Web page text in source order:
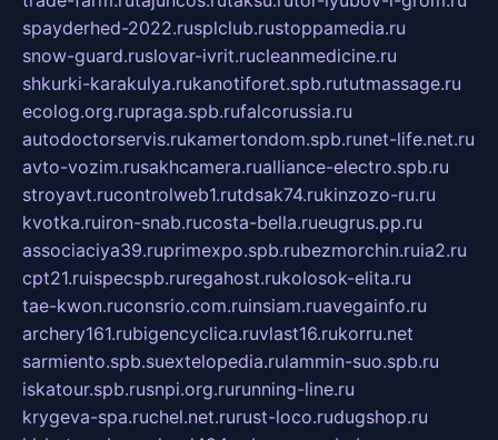
spayderhed-2022.rusplclub.rustoppamedia.ru
snow-guard.ruslovar-ivrit.rucleanmedicine.ru
shkurki-karakulya.rukanotiforet.spb.rututmassage.ru
ecolog.org.rupraga.spb.rufalcorussia.ru
autodoctorservis.rukamertondom.spb.runet-life.net.ru
avto-vozim.rusakhcamera.rualliance-electro.spb.ru
stroyavt.rucontrolweb1.rutdsak74.rukinzozo-ru.ru
kvotka.ruiron-snab.rucosta-bella.rueugrus.pp.ru
associaciya39.ruprimexpo.spb.rubezmorchin.ruia2.ru
cpt21.ruispecspb.ruregahost.rukolosok-elita.ru
tae-kwon.ruconsrio.com.ruinsiam.ruavegainfo.ru
archery161.rubigencyclica.ruvlast16.rukorru.net
sarmiento.spb.suextelopedia.rulammin-suo.spb.ru
iskatour.spb.rusnpi.org.rurunning-line.ru
krygeva-spa.ruchel.net.rurust-loco.rudugshop.ru